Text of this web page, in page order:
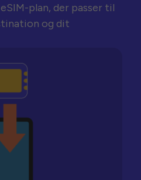
plan, der passer til
og dit